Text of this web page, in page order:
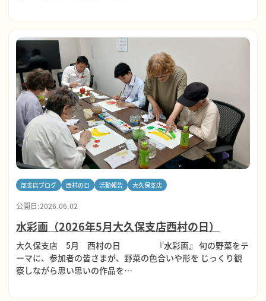
部支店ブログ 西村の日 活動報告 大久保支店
公開日:2026.06.02
水彩画（2026年5月大久保支店西村の日）
大久保支店 5月 西村の日 『水彩画』 旬の野菜をテ
ーマに、参加者の皆さまが、野菜の色合いや形を じっくり観
察しながら思い思いの作品を…